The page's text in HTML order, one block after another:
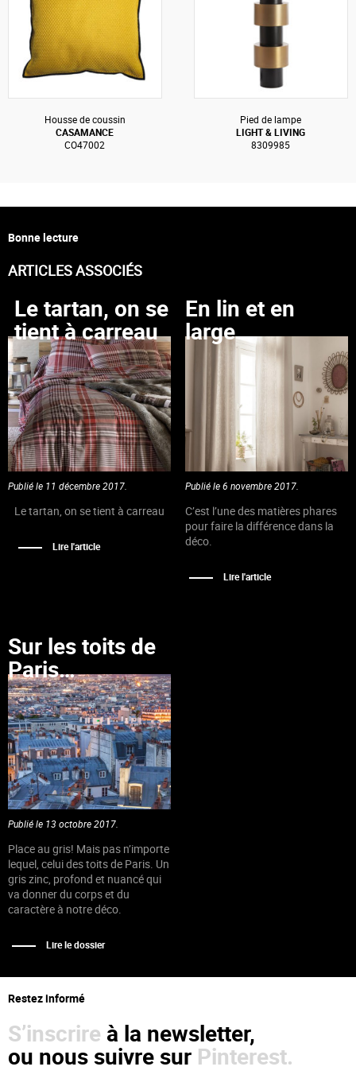
Housse de coussin
CASAMANCE
CO47002
Pied de lampe
LIGHT & LIVING
8309985
Bonne lecture
ARTICLES ASSOCIÉS
Publié le 11 décembre 2017.
Le tartan, on se
tient à carreau
Le tartan, on se tient à carreau
Lire l'article
Publié le 6 novembre 2017.
En lin et en
large
C’est l’une des matières phares
pour faire la différence dans la
déco.
Lire l'article
Publié le 13 octobre 2017.
Sur les toits de
Paris…
Place au gris! Mais pas n’importe
lequel, celui des toits de Paris. Un
gris zinc, profond et nuancé qui
va donner du corps et du
caractère à notre déco.
Lire le dossier
Restez informé
S’inscrire à la newsletter,
ou nous suivre sur Pinterest.